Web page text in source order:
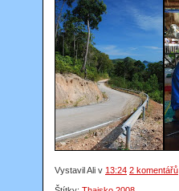
Vystavil Ali v 13:24 2 komentářů